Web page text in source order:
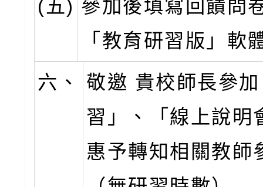
(五) 參加後填寫回饋問
「教育研習版」軟
六、
敬邀 貴校師長參
習」、「線上說明
惠予轉知相關教師